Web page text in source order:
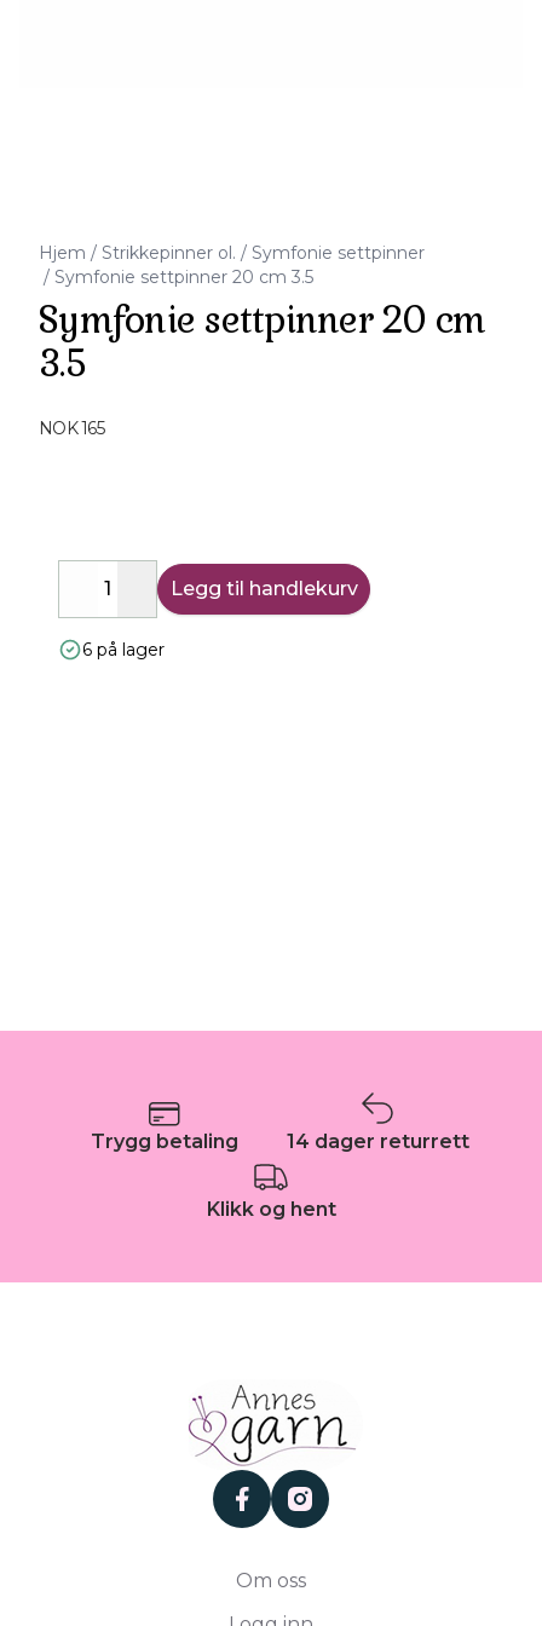
Hjem / Strikkepinner ol. / Symfonie settpinner
/ Symfonie settpinner 20 cm 3.5
Symfonie settpinner 20 cm
3.5
NOK 165
DecreaseIncrease
Legg til handlekurv
6 på lager
Trygg betaling 14 dager returrett
Klikk og hent
facebookinstagram
Om oss